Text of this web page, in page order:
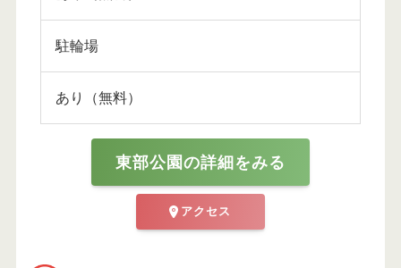
駐輪場
あり（無料）
東部公園の詳細をみる
アクセス